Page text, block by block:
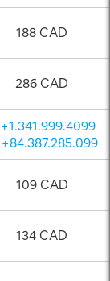
188 CAD
286 CAD
+1.341.999.4099
+84.387.285.099
109 CAD
134 CAD